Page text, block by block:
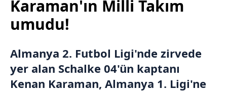
Karaman'ın Milli Takım
umudu!
Almanya 2. Futbol Ligi'nde zirvede
yer alan Schalke 04'ün kaptanı
Kenan Karaman, Almanya 1. Ligi'ne